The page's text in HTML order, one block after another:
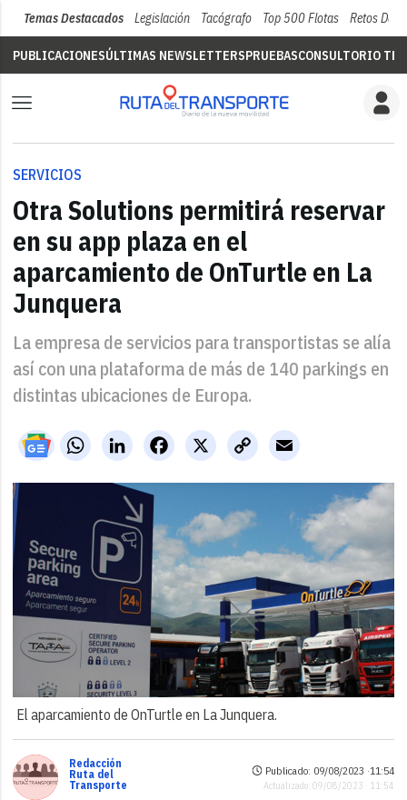
Temas Destacados Legislación Tacógrafo Top 500 Flotas Retos Del
PUBLICACIONESÚLTIMAS NEWSLETTERSPRUEBASCONSULTORIO
SERVICIOS
Otra Solutions permitirá reservar
en su app plaza en el
aparcamiento de OnTurtle en La
Junquera
La empresa de servicios para transportistas se alía
así con una plataforma de más de 140 parkings en
distintas ubicaciones de Europa.
WhatsAppLinkedIn X
Facebook
Copy
Link
Email
El aparcamiento de OnTurtle en La Junquera.
Redacción
Ruta del
Transporte
Publicado: 09/08/2023 ·11:54
Actualizado: 09/08/2023 · 11:54